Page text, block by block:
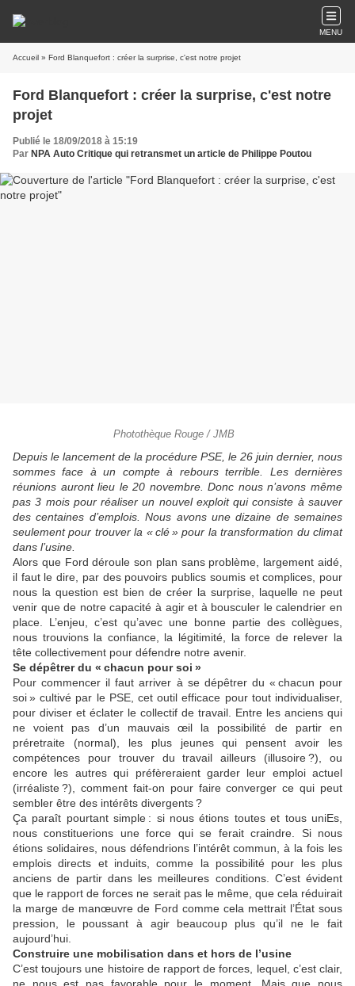
MENU
Accueil » Ford Blanquefort : créer la surprise, c'est notre projet
Ford Blanquefort : créer la surprise, c'est notre
projet
Publié le 18/09/2018 à 15:19
Par NPA Auto Critique qui retransmet un article de Philippe Poutou
Photothèque Rouge / JMB
Depuis le lancement de la procédure PSE, le 26 juin dernier, nous
sommes face à un compte à rebours terrible. Les dernières
réunions auront lieu le 20 novembre. Donc nous n’avons même
pas 3 mois pour réaliser un nouvel exploit qui consiste à sauver
des centaines d’emplois. Nous avons une dizaine de semaines
seulement pour trouver la « clé » pour la transformation du climat
dans l’usine.
Alors que Ford déroule son plan sans problème, largement aidé,
il faut le dire, par des pouvoirs publics soumis et complices, pour
nous la question est bien de créer la surprise, laquelle ne peut
venir que de notre capacité à agir et à bousculer le calendrier en
place. L’enjeu, c’est qu’avec une bonne partie des collègues,
nous trouvions la confiance, la légitimité, la force de relever la
tête collectivement pour défendre notre avenir.
Se dépêtrer du « chacun pour soi »
Pour commencer il faut arriver à se dépêtrer du « chacun pour
soi » cultivé par le PSE, cet outil efficace pour tout individualiser,
pour diviser et éclater le collectif de travail. Entre les anciens qui
ne voient pas d’un mauvais œil la possibilité de partir en
préretraite (normal), les plus jeunes qui pensent avoir les
compétences pour trouver du travail ailleurs (illusoire ?), ou
encore les autres qui préfèreraient garder leur emploi actuel
(irréaliste ?), comment fait-on pour faire converger ce qui peut
sembler être des intérêts divergents ?
Ça paraît pourtant simple : si nous étions toutes et tous uniEs,
nous constituerions une force qui se ferait craindre. Si nous
étions solidaires, nous défendrions l’intérêt commun, à la fois les
emplois directs et induits, comme la possibilité pour les plus
anciens de partir dans les meilleures conditions. C’est évident
que le rapport de forces ne serait pas le même, que cela réduirait
la marge de manœuvre de Ford comme cela mettrait l’État sous
pression, le poussant à agir beaucoup plus qu’il ne le fait
aujourd’hui.
Construire une mobilisation dans et hors de l’usine
C’est toujours une histoire de rapport de forces, lequel, c’est clair,